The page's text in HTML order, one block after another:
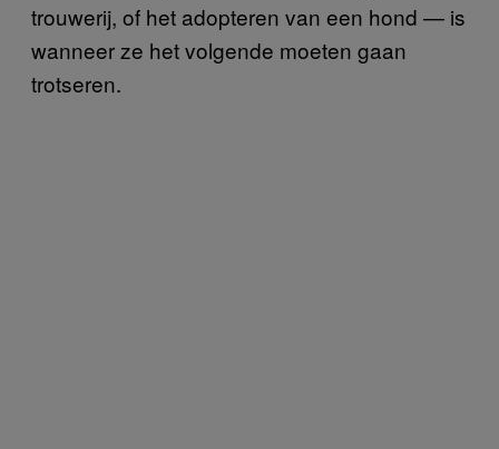
trouwerij, of het adopteren van een hond — is
wanneer ze het volgende moeten gaan
trotseren.